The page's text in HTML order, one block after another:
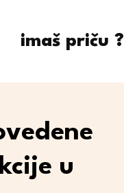
imaš priču ?
u